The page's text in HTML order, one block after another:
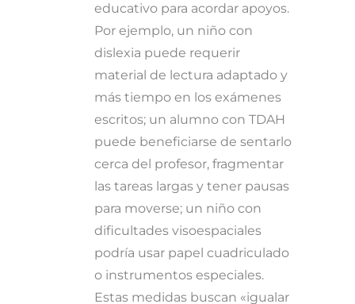
educativo para acordar apoyos.
Por ejemplo, un niño con
dislexia puede requerir
material de lectura adaptado y
más tiempo en los exámenes
escritos; un alumno con TDAH
puede beneficiarse de sentarlo
cerca del profesor, fragmentar
las tareas largas y tener pausas
para moverse; un niño con
dificultades visoespaciales
podría usar papel cuadriculado
o instrumentos especiales.
Estas medidas buscan «igualar